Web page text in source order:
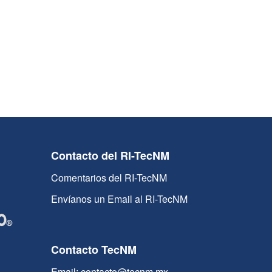
Contacto del RI-TecNM
Comentarios del RI-TecNM
Envíanos un Email al RI-TecNM
Contacto TecNM